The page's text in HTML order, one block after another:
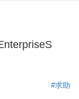
#求助